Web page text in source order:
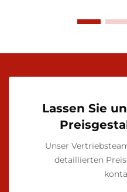
Lassen Sie
Unser
detaillierten